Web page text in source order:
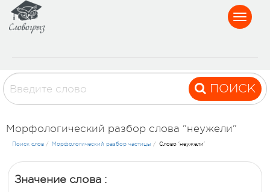
Toggle
ПОИСК
Морфологический разбор слова "неужели"
Поиск слов / Морфологический разбор частицы / Слово 'неужели'
Значение слова :